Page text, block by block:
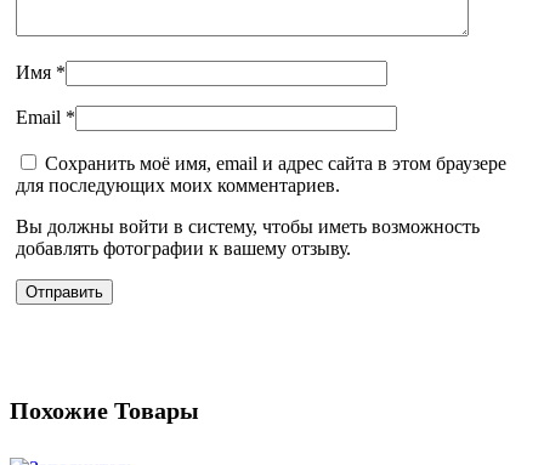
Имя *
Email *
Сохранить моё имя, email и адрес сайта в этом браузере
для последующих моих комментариев.
Вы должны войти в систему, чтобы иметь возможность
добавлять фотографии к вашему отзыву.
Похожие Товары